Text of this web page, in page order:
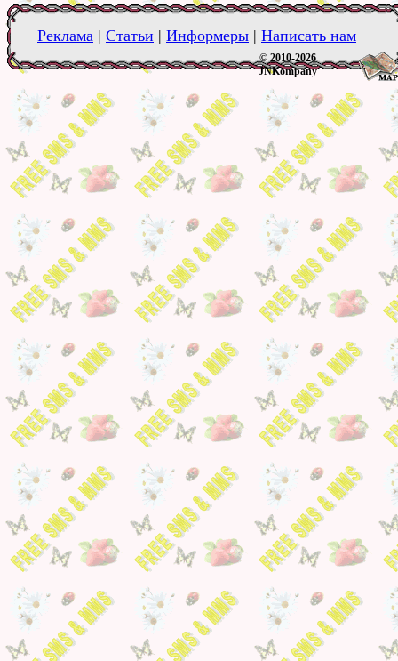
Реклама | Статьи | Информеры | Написать нам
© 2010-2026
JNKompany